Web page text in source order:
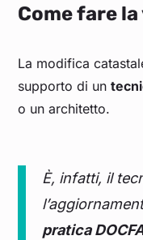
Come fare
La modifica
supporto di un
o un architetto.
È, infatti, il
pratica